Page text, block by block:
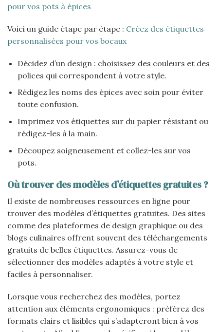
pour vos pots à épices
Voici un guide étape par étape : Créez des étiquettes
personnalisées pour vos bocaux
Décidez d’un design : choisissez des couleurs et des
polices qui correspondent à votre style.
Rédigez les noms des épices avec soin pour éviter
toute confusion.
Imprimez vos étiquettes sur du papier résistant ou
rédigez-les à la main.
Découpez soigneusement et collez-les sur vos
pots.
Où trouver des modèles d’étiquettes gratuites ?
Il existe de nombreuses ressources en ligne pour
trouver des modèles d’étiquettes gratuites. Des sites
comme des plateformes de design graphique ou des
blogs culinaires offrent souvent des téléchargements
gratuits de belles étiquettes. Assurez-vous de
sélectionner des modèles adaptés à votre style et
faciles à personnaliser.
Lorsque vous recherchez des modèles, portez
attention aux éléments ergonomiques : préférez des
formats clairs et lisibles qui s’adapteront bien à vos